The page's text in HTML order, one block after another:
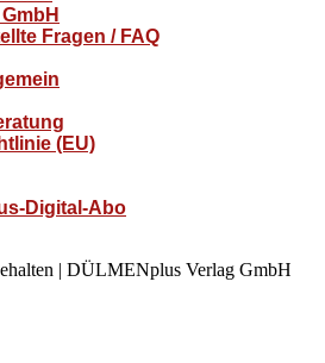
Fragen / FAQ
(EU)
Digital-Abo
| DÜLMENplus Verlag GmbH